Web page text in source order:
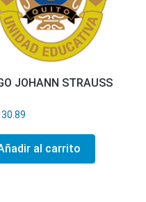
JOHANN STRAUSS
al carrito